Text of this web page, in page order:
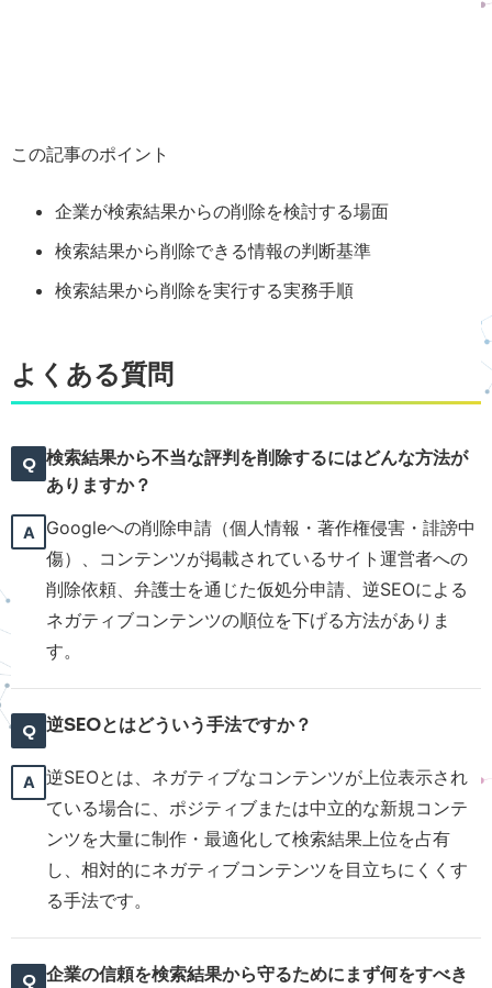
この記事のポイント
企業が検索結果からの削除を検討する場面
検索結果から削除できる情報の判断基準
検索結果から削除を実行する実務手順
よくある質問
検索結果から不当な評判を削除するにはどんな方法が
ありますか？
Googleへの削除申請（個人情報・著作権侵害・誹謗中
傷）、コンテンツが掲載されているサイト運営者への
削除依頼、弁護士を通じた仮処分申請、逆SEOによる
ネガティブコンテンツの順位を下げる方法がありま
す。
逆SEOとはどういう手法ですか？
逆SEOとは、ネガティブなコンテンツが上位表示され
ている場合に、ポジティブまたは中立的な新規コンテ
ンツを大量に制作・最適化して検索結果上位を占有
し、相対的にネガティブコンテンツを目立ちにくくす
る手法です。
企業の信頼を検索結果から守るためにまず何をすべき